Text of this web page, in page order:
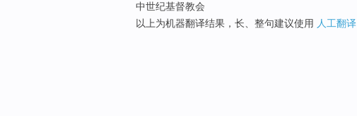
中世纪基督教会
以上为机器翻译结果，长、整句建议使用 人工翻译